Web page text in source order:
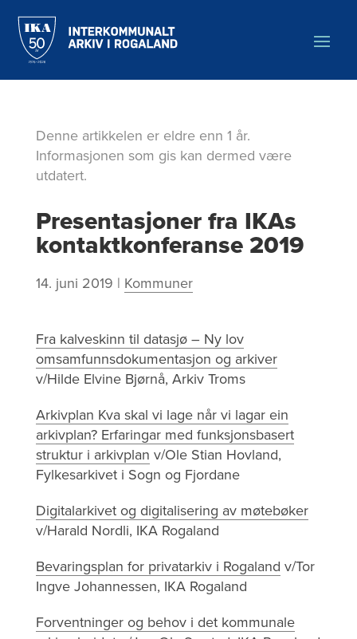
hovedinnholdet
Denne artikkelen er eldre enn 1 år.
Informasjonen som gis kan dermed være
utdatert.
Presentasjoner fra IKAs
kontaktkonferanse 2019
14. juni 2019 | Kommuner
Fra kalveskinn til datasjø – Ny lov
omsamfunnsdokumentasjon og arkiver
v/Hilde Elvine Bjørnå, Arkiv Troms
Arkivplan Kva skal vi lage når vi lagar ein
arkivplan? Erfaringar med funksjonsbasert
struktur i arkivplan v/Ole Stian Hovland,
Fylkesarkivet i Sogn og Fjordane
Digitalarkivet og digitalisering av møtebøker
v/Harald Nordli, IKA Rogaland
Bevaringsplan for privatarkiv i Rogaland v/Tor
Ingve Johannessen, IKA Rogaland
Forventninger og behov i det kommunale